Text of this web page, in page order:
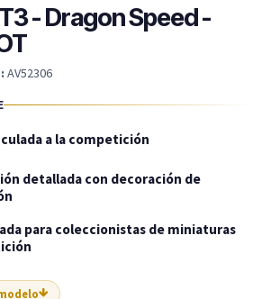
- Dragon Speed -
AV52306
a la competición
detallada con decoración de
para coleccionistas de miniaturas